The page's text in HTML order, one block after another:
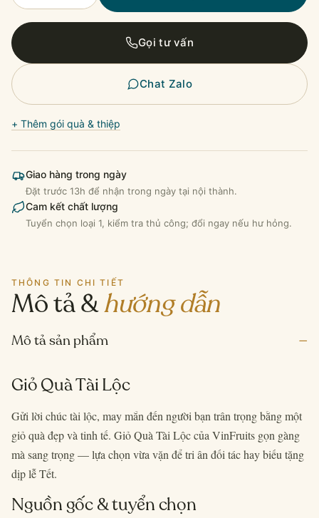
Gọi tư vấn
Chat Zalo
+ Thêm gói quà & thiệp
Giao hàng trong ngày
Đặt trước 13h để nhận trong ngày tại nội thành.
Cam kết chất lượng
Tuyển chọn loại 1, kiểm tra thủ công; đổi ngay nếu hư hỏng.
THÔNG TIN CHI TIẾT
Mô tả &hướng dẫn
Mô tả sản phẩm
–
Giỏ Quà Tài Lộc
Gửi lời chúc tài lộc, may mắn đến người bạn trân trọng bằng một
giỏ quà đẹp và tinh tế. Giỏ Quà Tài Lộc của VinFruits gọn gàng
mà sang trọng — lựa chọn vừa vặn để tri ân đối tác hay biếu tặng
dịp lễ Tết.
Nguồn gốc & tuyển chọn